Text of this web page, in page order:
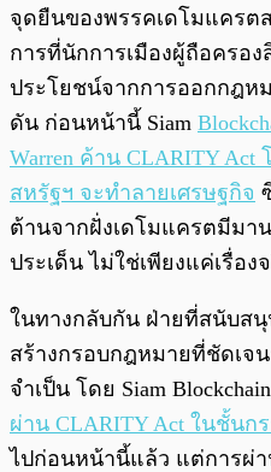
จุดยืนของพรรคเดโมแครต
การที่นักการเมืองผู้ถือครอ
ประโยชน์จากการออกกฎห
ดัน ก่อนหน้านี้ Siam
Warren ค้าน CLARITY
สหรัฐฯ จะทำลายเศรษฐกิจ
ต้านจากฝั่งเดโมแครตมีมา
ประเด็น ไม่ใช่เพียงแค่เรื่อง
ในทางกลับกัน ฝ่ายที่สนับส
สร้างกรอบกฎหมายที่ชัดเจ
จำเป็น โดย Siam
ผ่าน CLARITY Act ในชั้นก
ไปก่อนหน้านี้แล้ว แต่การผ่